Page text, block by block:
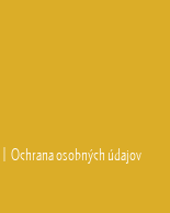
Ochrana osobných údajov